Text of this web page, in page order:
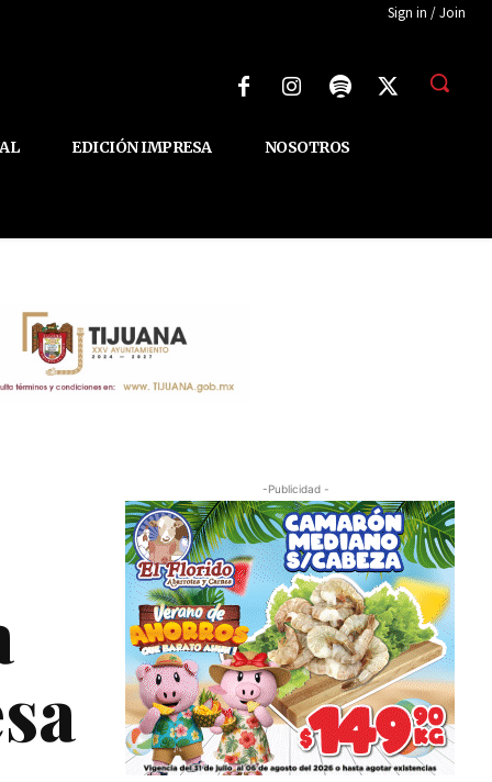
Sign in / Join
EDICIÓN IMPRESA NOSOTROS
-Publicidad -